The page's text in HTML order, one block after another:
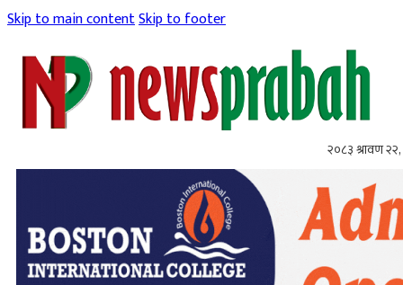
Skip to main contentSkip to footer
२०८३ श्रावण २२,